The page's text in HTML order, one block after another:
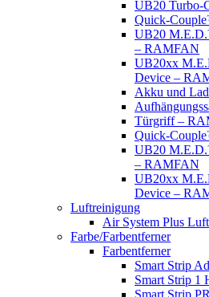
UB20
Quick-
UB20
– RAMFAN
UB20xx
Device –
Akku und
Türgriff –
Quick-
UB20
– RAMFAN
UB20xx
Device –
Luftreinigung
Air System Plus
Farbe/Farbentferner
Farbentferner
Smart Strip
Smart Strip 1
Smart Strip